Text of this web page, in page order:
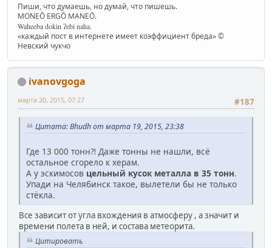
Пиши, что думаешь, но думай, что пишешь.
MONEŌ ERGŌ MANEŌ.
Waheeba dokin ʔebi naha.
«каждый пост в интернете имеет коэффициент бреда» ©
Невский чукчо
ivanovgoga
#187
марта 20, 2015, 07:27
Цитата: Bhudh от марта 19, 2015, 23:38
Где 13 000 тонн⁈ Даже тонны не нашли, всё
остальное сгорело к херам.
А у эскимосов цельный кусок металла в 35 тонн.
Упади на Челябинск такое, вылетели бы не только
стёкла.
Все зависит от угла вхождения в атмосферу , а значит и
времени полета в ней, и состава метеорита.
Цитировать